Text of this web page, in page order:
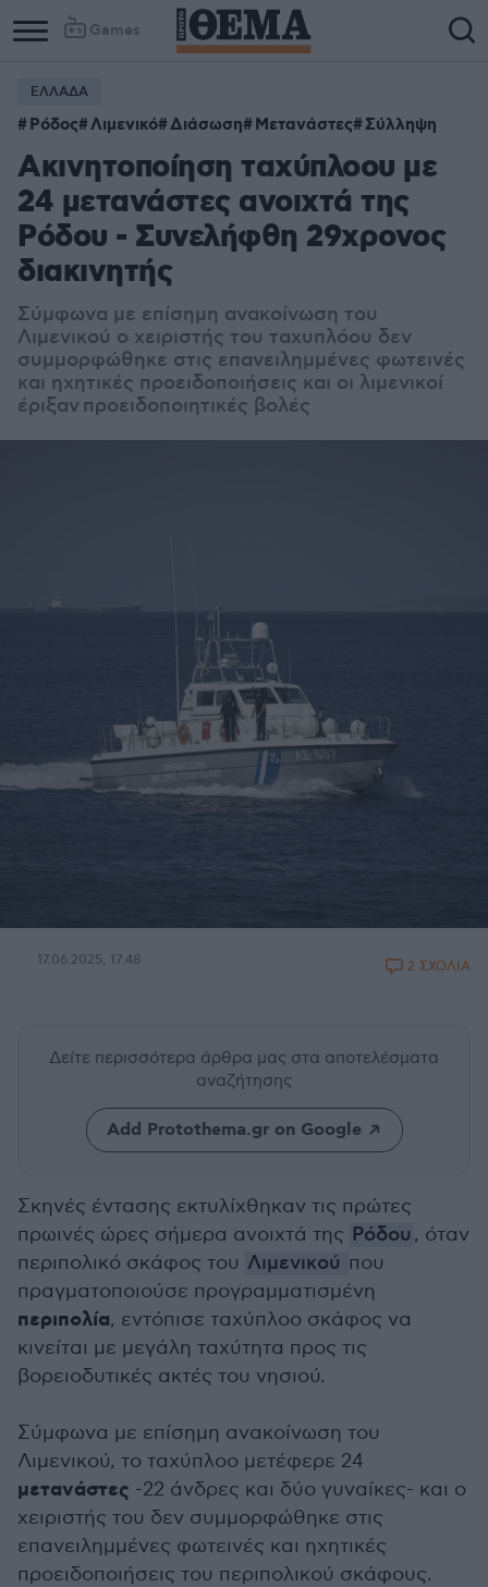
Games
ΕΛΛΑΔΑ
Ρόδος Λιμενικό Διάσωση Μετανάστες Σύλληψη
Ακινητοποίηση ταχύπλοου με
24 μετανάστες ανοιχτά της
Ρόδου - Συνελήφθη 29χρονος
διακινητής
Σύμφωνα με επίσημη ανακοίνωση του
Λιμενικού ο χειριστής του ταχυπλόου δεν
συμμορφώθηκε στις επανειλημμένες φωτεινές
και ηχητικές προειδοποιήσεις και οι λιμενικοί
έριξαν προειδοποιητικές βολές
17.06.2025, 17:48 2 ΣΧΟΛΙΑ
Δείτε περισσότερα άρθρα μας στα αποτελέσματα
αναζήτησης
Add Protothema.gr on Google
Σκηνές έντασης εκτυλίχθηκαν τις πρώτες
πρωινές ώρες σήμερα ανοιχτά της Ρόδου , όταν
περιπολικό σκάφος του Λιμενικού που
πραγματοποιούσε προγραμματισμένη
περιπολία, εντόπισε ταχύπλοο σκάφος να
κινείται με μεγάλη ταχύτητα προς τις
βορειοδυτικές ακτές του νησιού.
Σύμφωνα με επίσημη ανακοίνωση του
Λιμενικού, το ταχύπλοο μετέφερε 24
μετανάστες -22 άνδρες και δύο γυναίκες- και ο
χειριστής του δεν συμμορφώθηκε στις
επανειλημμένες φωτεινές και ηχητικές
προειδοποιήσεις του περιπολικού σκάφους.